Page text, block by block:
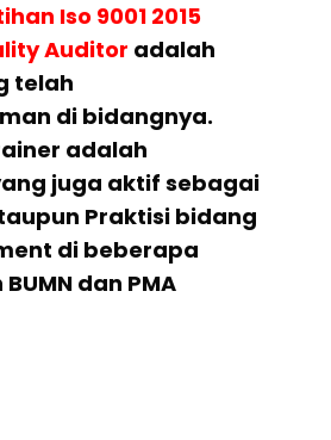
Iso 9001 2015
Auditor adalah
telah
di bidangnya.
adalah
juga aktif sebagai
Praktisi bidang
di beberapa
dan PMA